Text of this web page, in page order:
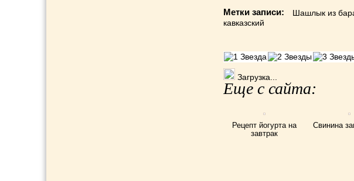
Метки записи: Шашлык из
кавказский
Загрузка...
Еще с сайта:
Рецепт йогурта на
завтрак
Свинина